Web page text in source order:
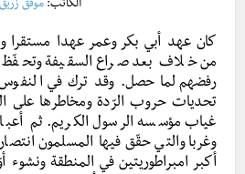
الكاتب: موفق زريق
كان عهد أبي بكر وعمر عهدا مستقرا
من خلاف بعد صراع السقيفة وتحفّظ
رفضهم لما حصل. وقد ترك في النفوس
تحديات حروب الرّدة ومخاطرها على
غياب مؤسسه الرسول الكريم. ثم
وغربا والتي حقّق فيها المسلمون
أكبر امبراطوريتين في المنطقة ونشوء